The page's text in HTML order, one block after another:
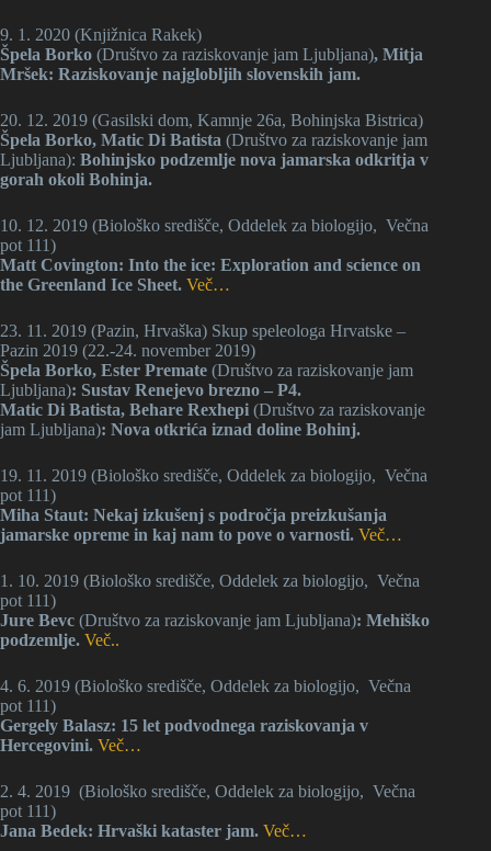
9. 1. 2020 (Knjižnica Rakek)
Špela Borko (Društvo za raziskovanje jam Ljubljana), Mitja
Mršek: Raziskovanje najglobljih slovenskih jam.
20. 12. 2019 (Gasilski dom, Kamnje 26a, Bohinjska Bistrica)
Špela Borko, Matic Di Batista (Društvo za raziskovanje jam
Ljubljana): Bohinjsko podzemlje nova jamarska odkritja v
gorah okoli Bohinja.
10. 12. 2019 (Biološko središče, Oddelek za biologijo, Večna
pot 111)
Matt Covington: Into the ice: Exploration and science on
the Greenland Ice Sheet. Več…
23. 11. 2019 (Pazin, Hrvaška) Skup speleologa Hrvatske –
Pazin 2019 (22.-24. november 2019)
Špela Borko, Ester Premate (Društvo za raziskovanje jam
Ljubljana): Sustav Renejevo brezno – P4.
Matic Di Batista, Behare Rexhepi (Društvo za raziskovanje
jam Ljubljana): Nova otkrića iznad doline Bohinj.
19. 11. 2019 (Biološko središče, Oddelek za biologijo, Večna
pot 111)
Miha Staut: Nekaj izkušenj s področja preizkušanja
jamarske opreme in kaj nam to pove o varnosti. Več…
1. 10. 2019 (Biološko središče, Oddelek za biologijo, Večna
pot 111)
Jure Bevc (Društvo za raziskovanje jam Ljubljana): Mehiško
podzemlje. Več..
4. 6. 2019 (Biološko središče, Oddelek za biologijo, Večna
pot 111)
Gergely Balasz: 15 let podvodnega raziskovanja v
Hercegovini. Več…
2. 4. 2019 (Biološko središče, Oddelek za biologijo, Večna
pot 111)
Jana Bedek: Hrvaški kataster jam. Več…